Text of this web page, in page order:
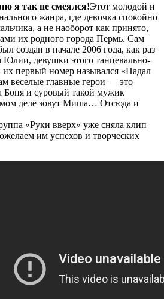
я так не смеялся!Этот молодой и
жанра, где девочка спокойно
а не наоборот как принято,
их родного города Пермь. Сам
создан в начале 2006 года, как раз
Юлии, девушки этого танцевально-
их первый номер назывался «Падал
веселые главные герои — это
Боня и суровый такой мужик
деле зовут Миша… Отсюда и
«Руки вверх» уже сняла клип
им успехов и творческих